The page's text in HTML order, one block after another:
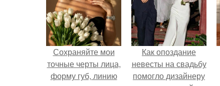
Сохраняйте мои
точные черты лица,
форму губ, линию
Как опоздание
невесты на свадьбу
помогло дизайнеру